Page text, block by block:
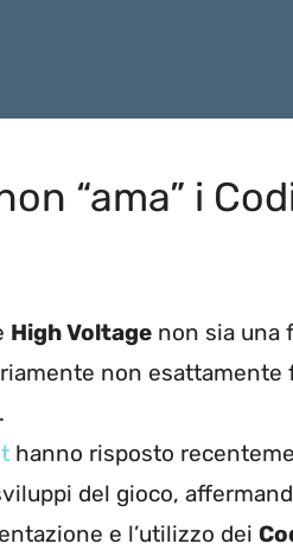
“ama” i
High Voltage non sia una
non esattamente
hanno risposto
del gioco,
e l’utilizzo dei